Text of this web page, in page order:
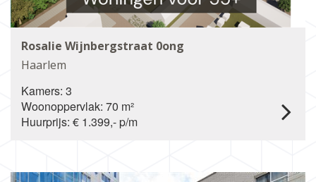
Rosalie Wijnbergstraat 0ong
Haarlem
Kamers: 3
Woonoppervlak: 70 m²
Huurprijs: € 1.399,- p/m